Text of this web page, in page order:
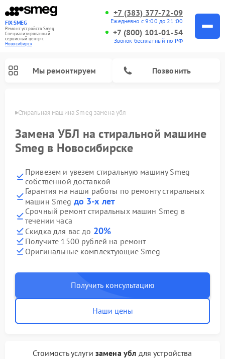
FIX-SMEG
Ремонт устройств Smeg
Специализированный
cервисный центр г.
Новосибирск
+7 (383) 377-72-09
Ежедневно с 9:00 до 21:00
+7 (800) 101-01-54
Звонок бесплатный по РФ
Мы ремонтируем Позвонить
Стиральная машина Smeg замена убл
Замена УБЛ на стиральной машине
Smeg в Новосибирске
Привезем и увезем стиральную машину Smeg
собственной доставкой
Гарантия на наши работы по ремонту стиральных
машин Smeg до 3-х лет
Срочный ремонт стиральных машин Smeg в
течении часа
Скидка для вас до 20%
Получите 1500 рублей на ремонт
Оригинальные комплектующие Smeg
Получить консультацию
Наши цены
Стоимость услуги замена убл для устройства